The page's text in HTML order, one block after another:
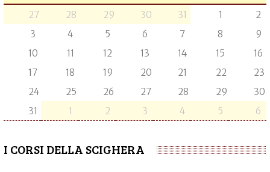
27 28 29 30 31 1
2
3
4 5 6 7 8
9
10
11 12 13 14 15
16
17
18 19 20 21 22
23
24
25 26 27 28 29
30
31
1 2 3 4 5 6
I CORSI DELLA SCIGHERA